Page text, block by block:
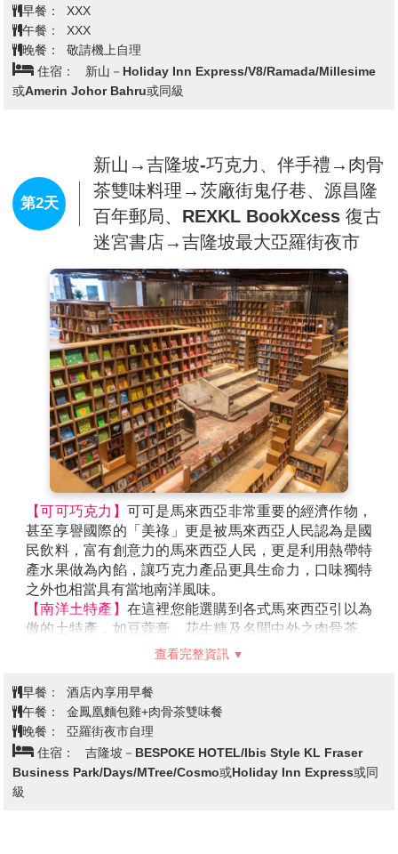
早餐：
XXX
午餐：
XXX
晚餐：
敬請機上自理
住宿：
新山－Holiday Inn Express/V8/Ramada/Millesime
或Amerin Johor Bahru或同級
第2天
新山→吉隆坡-巧克力、伴手禮→肉骨
茶雙味料理→茨廠街鬼仔巷、源昌隆
百年郵局、REXKL BookXcess 復古
迷宮書店→吉隆坡最大亞羅街夜市
【可可巧克力】 可可是馬來西亞非常重要的經濟作物，
甚至享譽國際的「美祿」更是被馬來西亞人民認為是國
民飲料，富有創意力的馬來西亞人民，更是利用熱帶特
產水果做為內餡，讓巧克力產品更具生命力，口味獨特
之外也相當具有當地南洋風味。
【南洋土特產】 在這裡您能選購到各式馬來西亞引以為
傲的土特產，如豆蔻膏、花生糖及名聞中外之肉骨茶、
東革阿里等各種土產，不論回國餽贈親友或自用珍藏都
【茨廠街鬼仔巷】若說雙峰塔(KLCC)是吉隆坡地標性建
築，那麼最具歷史代表性的肯定非茨廠街莫屬。有著
140 多年歷史的茨廠街乃吉隆坡最早的開發的唐人街，
保存了濃郁的東方風情，猶其在夜間，商販們紛紛沿街
擺攤兜售服飾、紀念品、名牌仿冒品以及地道美食... 是
查看完整資訊
早餐：
酒店內享用早餐
午餐：
金鳳凰麵包雞+肉骨茶雙味餐
晚餐：
亞羅街夜市自理
住宿：
吉隆坡－BESPOKE HOTEL/Ibis Style KL Fraser
Business Park/Days/MTree/Cosmo或Holiday Inn Express或同
級